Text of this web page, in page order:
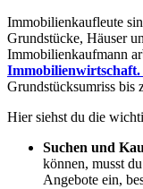
Immobilienkaufleute
Grundstücke, Häuser
Immobilienkaufmann
Immobilienwirtschaft.
Grundstücksumriss bis
Hier siehst du die
Suchen und
können, musst
Angebote ein,